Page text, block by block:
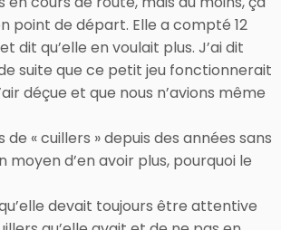
point de départ. Elle a compté 12
dit qu’elle en voulait plus. J’ai dit
suite que ce petit jeu fonctionnerait
déçue et que nous n’avions même
de « cuillers » depuis des années sans
moyen d’en avoir plus, pourquoi le
devait toujours être attentive